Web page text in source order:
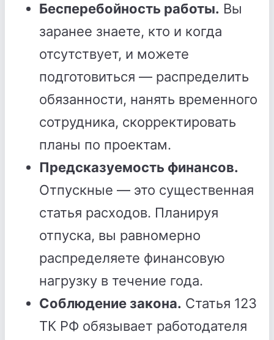
Бесперебойность работы. Вы
заранее знаете, кто и когда
отсутствует, и можете
подготовиться — распределить
обязанности, нанять временного
сотрудника, скорректировать
планы по проектам.
Предсказуемость финансов.
Отпускные — это существенная
статья расходов. Планируя
отпуска, вы равномерно
распределяете финансовую
нагрузку в течение года.
Соблюдение закона. Статья 123
ТК РФ обязывает работодателя